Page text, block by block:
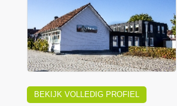
BEKIJK VOLLEDIG PROFIEL